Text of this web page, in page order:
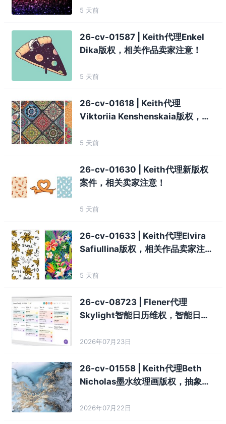
5 天前
26-cv-01587 | Keith代理Enkel
Dika版权，相关作品卖家注意！
5 天前
26-cv-01618 | Keith代理
Viktoriia Kenshenskaia版权，插
5 天前
26-cv-01630 | Keith代理新版权
案件，相关卖家注意！
5 天前
26-cv-01633 | Keith代理Elvira
Safiullina版权，相关作品卖家注
5 天前
26-cv-08723 | Flener代理
Skylight智能日历维权，智能日历
2026年07月23日
26-cv-01558 | Keith代理Beth
Nicholas墨水纹理画版权，抽象纹
2026年07月22日